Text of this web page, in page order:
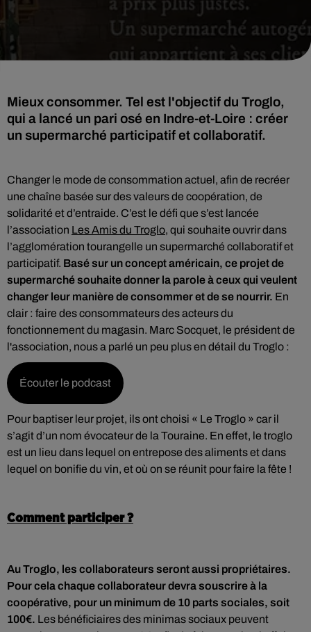
Mieux consommer. Tel est l'objectif du Troglo,
qui a lancé un pari osé en Indre-et-Loire : créer
un supermarché participatif et collaboratif.
Changer le mode de consommation actuel, afin de recréer
une chaîne basée sur des valeurs de coopération, de
solidarité et d’entraide. C’est le défi que s’est lancée
l’association Les Amis du Troglo, qui souhaite ouvrir dans
l’agglomération tourangelle un supermarché collaboratif et
participatif. Basé sur un concept américain, ce projet de
supermarché souhaite donner la parole à ceux qui veulent
changer leur manière de consommer et de se nourrir. En
clair : faire des consommateurs des acteurs du
fonctionnement du magasin. Marc Socquet, le président de
l'association, nous a parlé un peu plus en détail du Troglo :
Écouter le podcast
Pour baptiser leur projet, ils ont choisi « Le Troglo » car il
s’agit d’un nom évocateur de la Touraine. En effet, le troglo
est un lieu dans lequel on entrepose des aliments et dans
lequel on bonifie du vin, et où on se réunit pour faire la fête !
Comment participer ?
Au Troglo, les collaborateurs seront aussi propriétaires.
Pour cela chaque collaborateur devra souscrire à la
coopérative, pour un minimum de 10 parts sociales, soit
100€. Les bénéficiaires des minimas sociaux peuvent